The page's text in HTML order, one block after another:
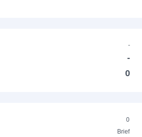
-
-
0
0
Brief